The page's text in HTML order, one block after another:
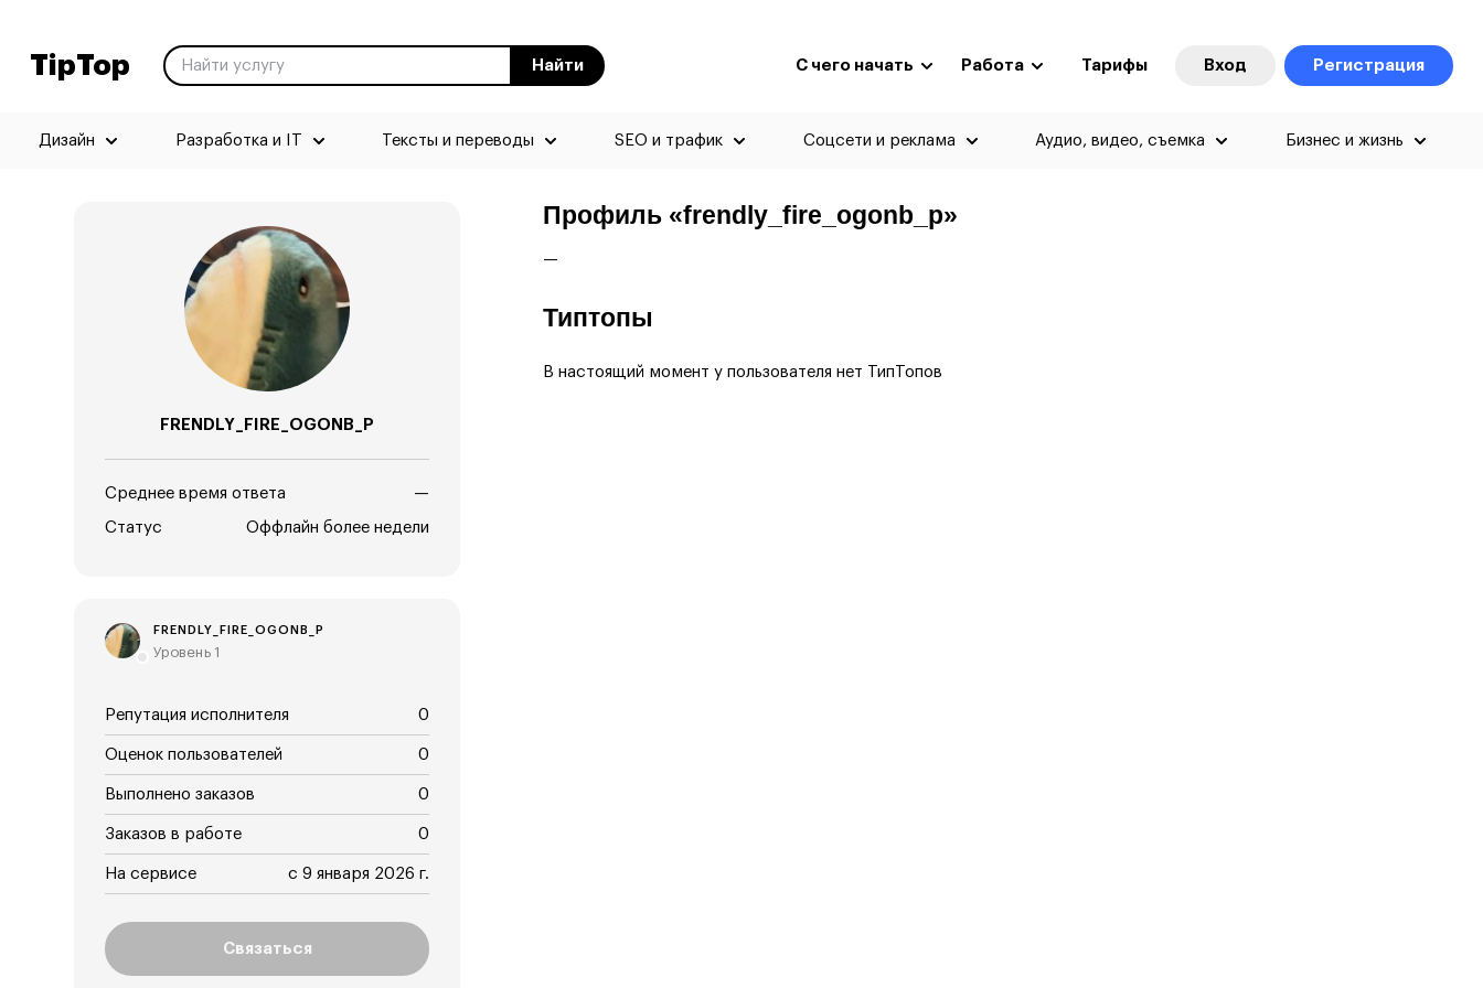
TipTop Найти С чего начать Работа Тарифы Вход Регистрация
Дизайн Разработка и IT Тексты и переводы SEO и трафик Соцсети и реклама Аудио, видео, съемка Бизнес и жизнь
FRENDLY_FIRE_OGONB_P
Среднее время ответа —
Статус Оффлайн более недели
FRENDLY_FIRE_OGONB_P
Уровень 1
Репутация исполнителя 0
Оценок пользователей 0
Выполнено заказов 0
Заказов в работе 0
На сервисе с 9 января 2026 г.
Связаться
Профиль «frendly_fire_ogonb_p»
—
Типтопы
В настоящий момент у пользователя нет ТипТопов